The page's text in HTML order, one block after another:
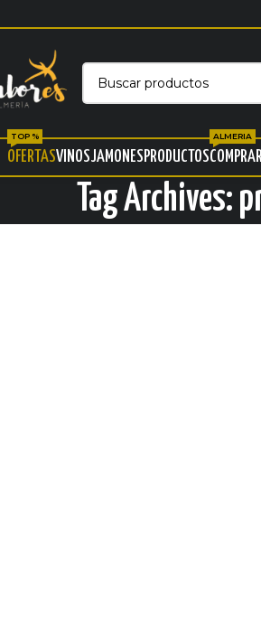
OFERTAS
TOP %
VINOSJAMONES PRODUCTOS
ALMERIA
Tag Archives: